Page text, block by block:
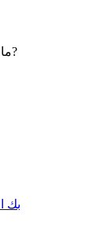
ما هي المنتجات والخدمات التي تحتاج إلى معرفتها?
بك